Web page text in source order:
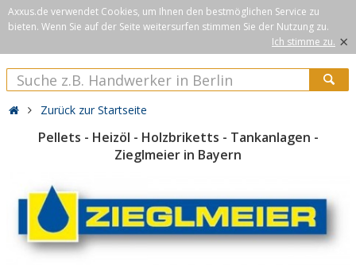
Axxus.de verwendet Cookies, um Ihnen den bestmöglichen Service zu
bieten. Wenn Sie auf der Seite weitersurfen stimmen Sie der Nutzung zu.
Ich stimme zu. ×
Zurück zur Startseite
Pellets - Heizöl - Holzbriketts - Tankanlagen -
Zieglmeier in Bayern